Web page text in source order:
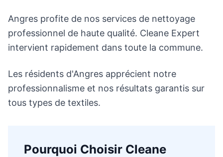
Angres profite de nos services de nettoyage
professionnel de haute qualité. Cleane Expert
intervient rapidement dans toute la commune.
Les résidents d'Angres apprécient notre
professionnalisme et nos résultats garantis sur
tous types de textiles.
Pourquoi Choisir Cleane